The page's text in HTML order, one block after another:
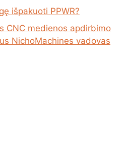
išpakuoti PPWR?
CNC medienos apdirbimo
NichoMachines vadovas